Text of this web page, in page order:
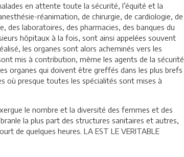
en attente toute la sécurité, l’équité et la
réanimation, de chirurgie, de cardiologie, de
des laboratoires, des pharmacies, des banques du
hôpitaux à la fois, sont ainsi appelées souvent
les organes sont alors acheminés vers les
mis à contribution, même les agents de la sécurité
organes qui doivent être greffés dans les plus brefs
où presque toutes les spécialités sont mises à
le nombre et la diversité des femmes et des
la plus part des structures sanitaires et autres,
de quelques heures. LA EST LE VERITABLE